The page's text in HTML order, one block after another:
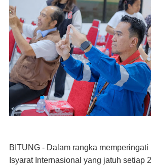
BITUNG - Dalam rangka memperingati
Isyarat Internasional yang jatuh setiap